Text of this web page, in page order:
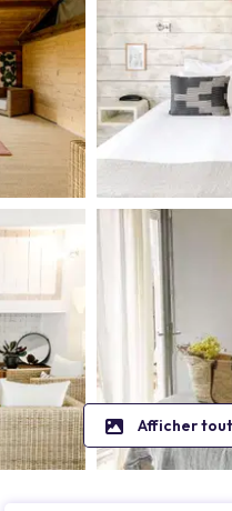
Afficher